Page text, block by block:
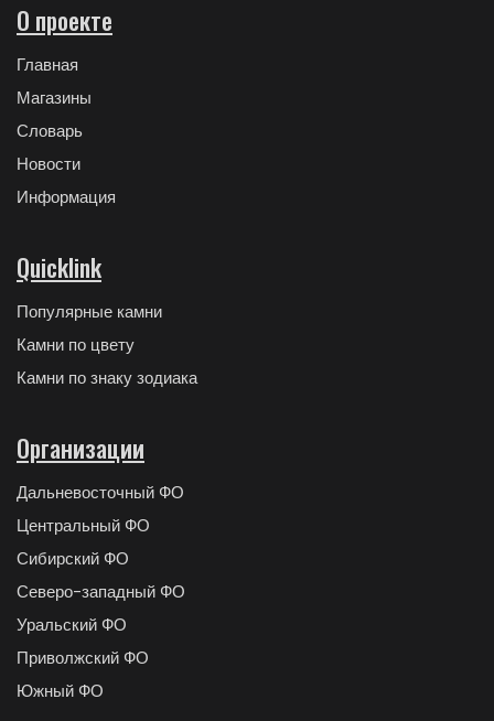
О проекте
Главная
Магазины
Словарь
Новости
Информация
Quicklink
Популярные камни
Камни по цвету
Камни по знаку зодиака
Организации
Дальневосточный ФО
Центральный ФО
Сибирский ФО
Северо-западный ФО
Уральский ФО
Приволжский ФО
Южный ФО